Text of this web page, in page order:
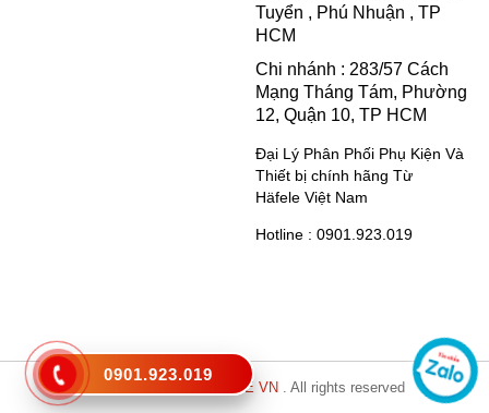
Tuyển , Phú Nhuận , TP
HCM
Chi nhánh : 283/57 Cách
Mạng Tháng Tám, Phường
12, Quận 10, TP HCM
Đại Lý Phân Phối Phụ Kiện Và
Thiết bị chính hãng Từ
Häfele Việt Nam
Hotline : 0901.923.019
Copyright © 2021 HAFELE VN . All rights reserved
0901.923.019